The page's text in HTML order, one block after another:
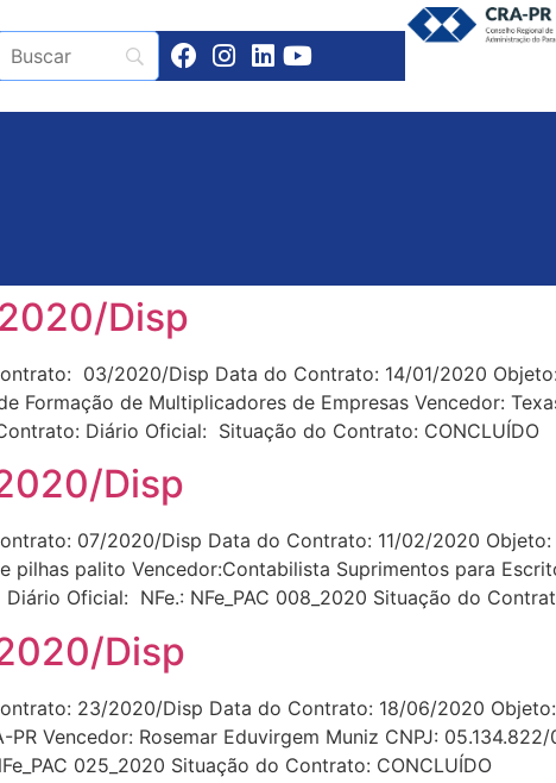
Disp
03/2020/Disp Data do Contrato: 14/01/2020
Formação de Multiplicadores de Empresas Vencedor:
Diário Oficial: Situação do Contrato: CONCLUÍDO
Disp
07/2020/Disp Data do Contrato: 11/02/2020
pilhas palito Vencedor:Contabilista Suprimentos para
Oficial: NFe.: NFe_PAC 008_2020 Situação do
Disp
23/2020/Disp Data do Contrato: 18/06/2020
Vencedor: Rosemar Eduvirgem Muniz CNPJ:
025_2020 Situação do Contrato: CONCLUÍDO